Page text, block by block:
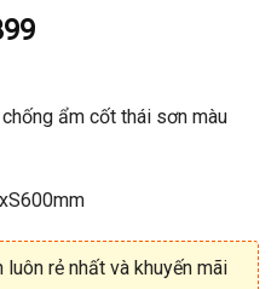
ẩm cốt thái sơn màu
rẻ nhất và khuyến mãi